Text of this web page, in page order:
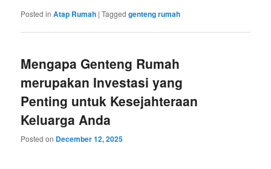
Posted in Atap Rumah |Tagged genteng rumah
Mengapa Genteng Rumah
merupakan Investasi yang
Penting untuk Kesejahteraan
Keluarga Anda
Posted on December 12, 2025